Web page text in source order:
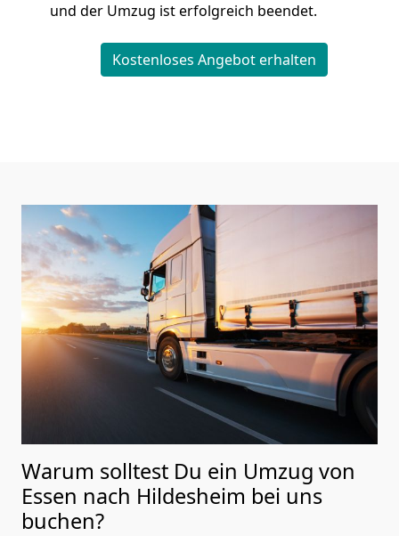
und der Umzug ist erfolgreich beendet.
Kostenloses Angebot erhalten
Warum solltest Du ein Umzug von
Essen nach Hildesheim bei uns
buchen?